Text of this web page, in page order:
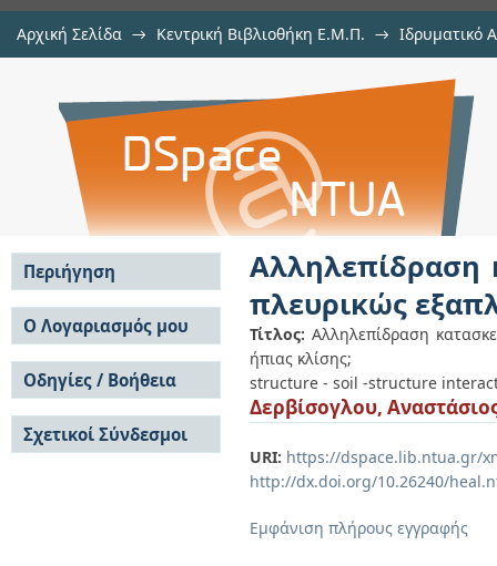
Αρχική Σελίδα → Κεντρική Βιβλιοθήκη Ε.Μ.Π. → Ιδρυματικό
Αλληλεπίδραση κατασκευής
εξαπλούμενη εδαφική στρώση
Αλληλεπίδραση
πλευρικώς
Τίτλος: Αλληλεπίδραση
ήπιας κλίσης;
structure - soil -structure
Δερβίσογλου,
URI: https://dspace.lib.ntua.gr/
http://dx.doi.org/10.26240/
Εμφάνιση πλήρους εγγραφής
Περιήγηση
Σε όλο το DSpace
Κοινότητες & Συλλογές
Ανά Ημερομηνία
Έκδοσης
Συγγραφείς
Τίτλοι
Θέματα
Ο Λογαριασμός μου
Σύνδεση
Εγγραφή
Οδηγίες / Βοήθεια
Οδηγίες Υποβολής
Οδηγίες Χρήσης ΙΑ
Συχνές Ερωτήσεις
Σχετικοί Σύνδεσμοι